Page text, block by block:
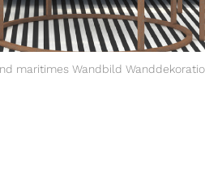
maritimes Wandbild